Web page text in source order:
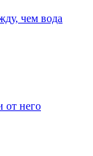
чем вода
от него